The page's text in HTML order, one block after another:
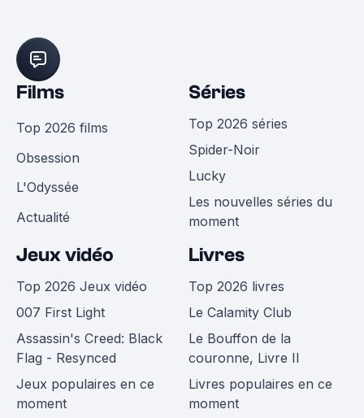
Films
Top 2026 films
Obsession
L'Odyssée
Actualité
Séries
Top 2026 séries
Spider-Noir
Lucky
Les nouvelles séries du
moment
Jeux vidéo
Top 2026 Jeux vidéo
007 First Light
Assassin's Creed: Black
Flag - Resynced
Jeux populaires en ce
moment
Livres
Top 2026 livres
Le Calamity Club
Le Bouffon de la
couronne, Livre II
Livres populaires en ce
moment